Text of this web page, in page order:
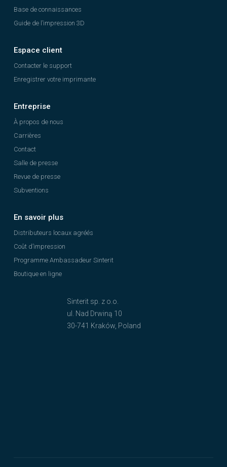
Sinterit sp. z o.o.
ul. Nad Drwiną 10
30-741 Kraków, Poland
Base de connaissances
Guide de l’impression 3D
Espace client
Contacter le support
Enregistrer votre imprimante
Entreprise
À propos de nous
Carrières
Contact
Salle de presse
Revue de presse
Subventions
En savoir plus
Distributeurs locaux agréés
Coût d’impression
Programme Ambassadeur Sinterit
Boutique en ligne